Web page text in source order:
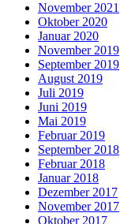
November 2021
Oktober 2020
Januar 2020
November 2019
September 2019
August 2019
Juli 2019
Juni 2019
Mai 2019
Februar 2019
September 2018
Februar 2018
Januar 2018
Dezember 2017
November 2017
Oktober 2017